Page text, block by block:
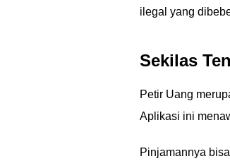
ilegal yang
Sekilas
Petir Uang
Aplikasi ini
Pinjamannya